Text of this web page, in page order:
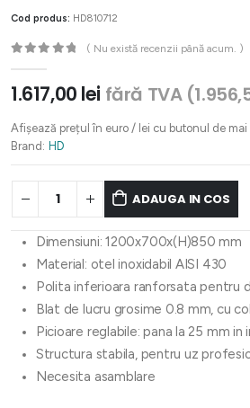
Cod produs: HD810712
( Nu există recenzii până acum. )
1.617,00 lei fără TVA (
Afișează prețul în euro / lei cu butonul de mai
Brand: HD
ADAUGA IN COS
Dimensiuni: 1200x700x(H)850 mm
Material: otel inoxidabil AISI 430
Polita inferioara ranforsata pentru
Blat de lucru grosime 0.8 mm, cu
Picioare reglabile: pana la 25 mm in
Structura stabila, pentru uz
Necesita asamblare